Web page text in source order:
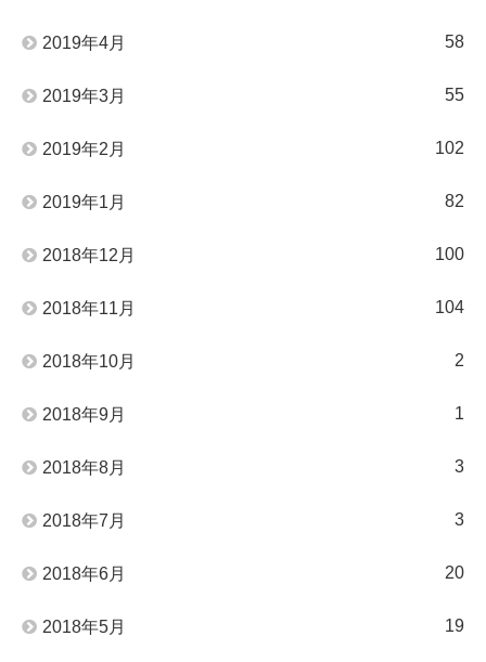
2019年4月 58
2019年3月 55
2019年2月 102
2019年1月 82
2018年12月 100
2018年11月 104
2018年10月 2
2018年9月 1
2018年8月 3
2018年7月 3
2018年6月 20
2018年5月 19